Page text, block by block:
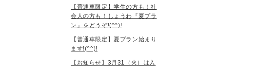
【普通車限定】学生の方も！社
会人の方も！しょうわ『夏プラ
ン』をどうぞ!(^^)!
【普通車限定】夏プラン始まり
ます!(^^)!
【お知らせ】3月31（火）は入